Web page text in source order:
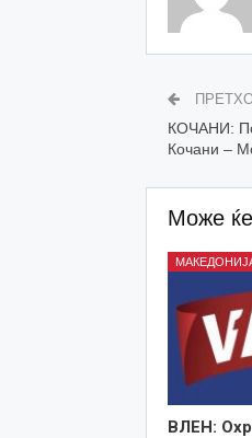
КОЧАНИ:
Кочани –
Може
ВЛЕН: